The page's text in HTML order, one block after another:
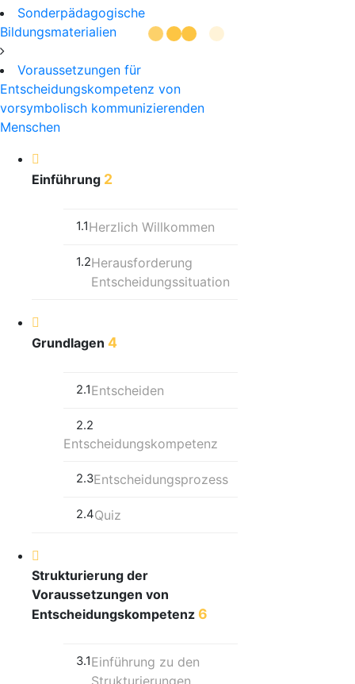
Sonderpädagogische
Bildungsmaterialien
Voraussetzungen für
Entscheidungskompetenz von
vorsymbolisch kommunizierenden
Menschen
Einführung 2
1.1Herzlich Willkommen
1.2Herausforderung
Entscheidungssituation
Grundlagen 4
2.1Entscheiden
2.2
Entscheidungskompetenz
2.3Entscheidungsprozess
2.4Quiz
Strukturierung der
Voraussetzungen von
Entscheidungskompetenz 6
3.1Einführung zu den